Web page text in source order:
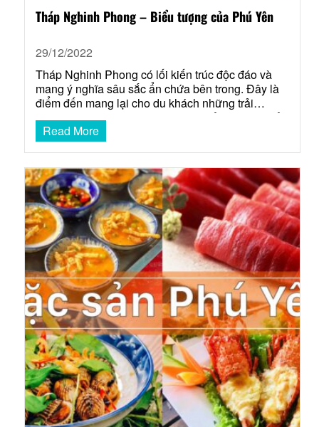
Tháp Nghinh Phong – Biểu tượng của Phú Yên
29/12/2022
Tháp Nghinh Phong có lối kiến trúc độc đáo và
mang ý nghĩa sâu sắc ẩn chứa bên trong. Đây là
điểm đến mang lại cho du khách những trải
nghiệm vui chơi náo nhiệt, những cảm xúc khó tả
khi đứng trước nét đẹp văn hóa nghệ thuật đậm
chất dân tộc. Giới thiệu…
Read More